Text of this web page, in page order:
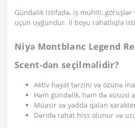
Gündəlik istifadə, iş mühiti, görüşlər
üçün uyğundur. İl boyu rahatlıqla
Niyə Montblanc Legend
Scent-dən seçilməlidir?
Aktiv həyat tərzini və özünə
Həm gündəlik, həm də xüsusi
Müasir və yadda qalan
Dəridə rahat hiss olunur və